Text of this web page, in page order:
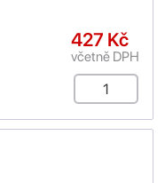
427 Kč
včetně DPH